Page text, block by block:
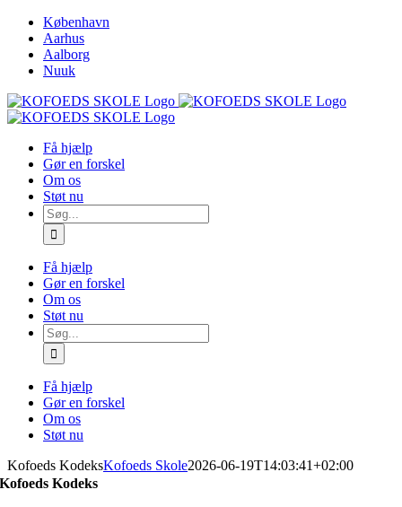
Skip
content
København
Aarhus
Aalborg
Nuuk
Få hjælp
Gør en forskel
Om os
Støt nu
Søg
efter:
Få hjælp
Gør en forskel
Om os
Støt nu
Søg
efter:
Få hjælp
Gør en forskel
Om os
Støt nu
Kofoeds KodeksKofoeds Skole2026-06-19T14:03:41+02:00
Kofoeds Kodeks